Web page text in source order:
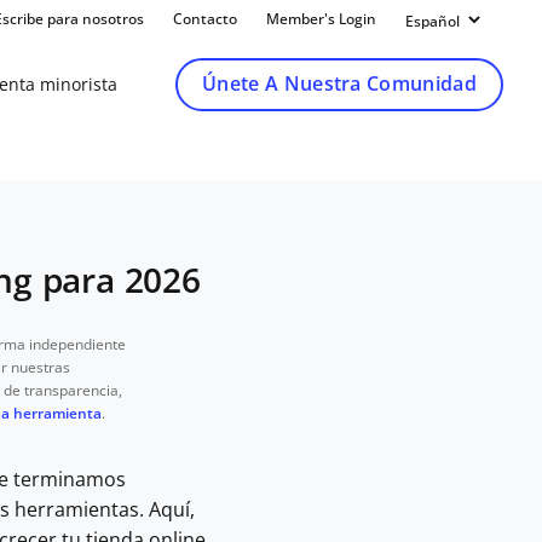
para nosotros Contacto Member's Login
minorista Únete A Nuestra Comunidad
para 2026
independiente
nuestras
de transparencia,
herramienta.
terminamos
herramientas. Aquí,